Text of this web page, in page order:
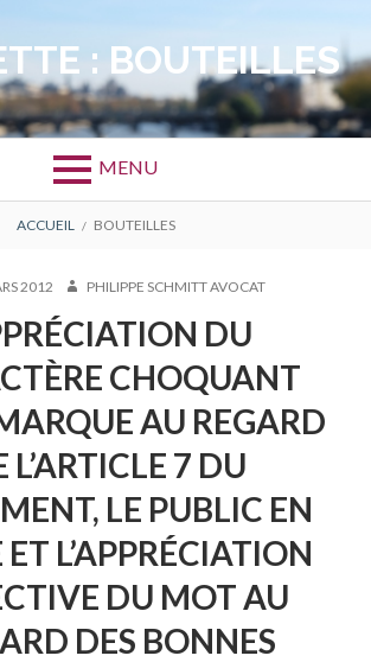
: BOUTEILLES
MENU
ACCUEIL BOUTEILLES
2012 AUTEURPHILIPPE SCHMITT AVOCAT
DU
CHOQUANT
AU REGARD
L’ARTICLE 7 DU
LE PUBLIC EN
ET L’APPRÉCIATION
DU MOT AU
DES BONNES